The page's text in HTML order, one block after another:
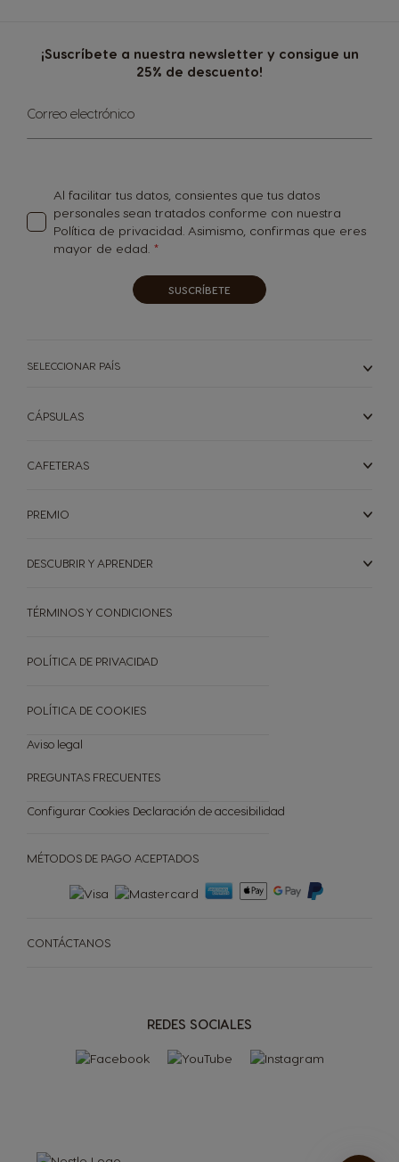
CÁPSULAS
CAFETERAS
¡Suscríbete a nuestra newsletter y consigue un
25% de descuento!
Inscríbase
a
nuestro
noticias:
Correo electrónico
Al facilitar tus datos, consientes que tus datos
personales sean tratados conforme con nuestra
Política de privacidad . Asimismo, confirmas que eres
mayor de edad.
SUSCRÍBETE
SELECCIONAR PAÍS
CÁPSULAS
CAFETERAS
PREMIO
DESCUBRIR Y APRENDER
REDES SOCIALES
MÉTODOS DE PAGO ACEPTADOS
CONTÁCTANOS
TÉRMINOS Y CONDICIONES
POLÍTICA DE PRIVACIDAD
POLÍTICA DE COOKIES
Aviso legal
PREGUNTAS FRECUENTES
Configurar Cookies Declaración de accesibilidad